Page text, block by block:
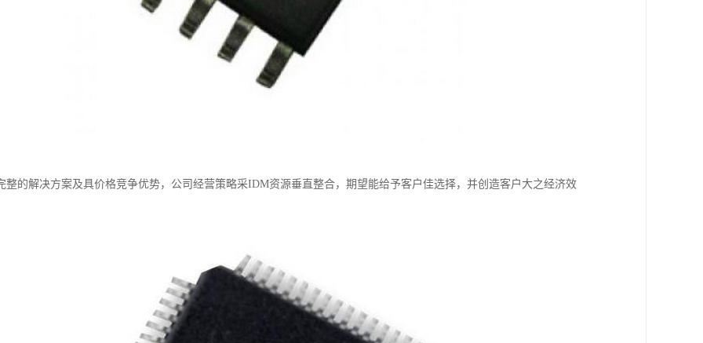
整的解决方案及具价格竞争优势，公司经营策略采IDM资源垂直整合，期望能给予客户佳选择，并创造客户大之经济效